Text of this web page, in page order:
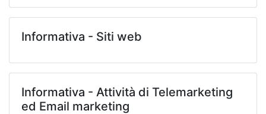
Informativa - Siti web
Informativa - Attività di Telemarketing
ed Email marketing